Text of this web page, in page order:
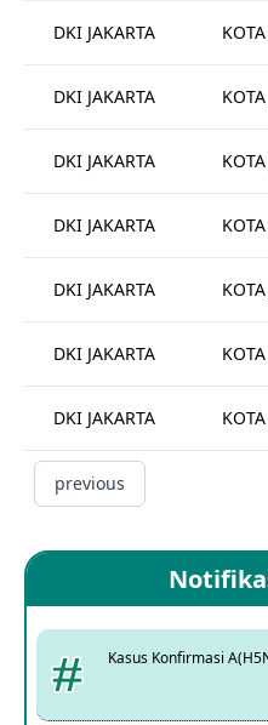
DKI JAKARTA
DKI JAKARTA
DKI JAKARTA
DKI JAKARTA
DKI JAKARTA
DKI JAKARTA
DKI JAKARTA
previous
Kasus Konfirmasi